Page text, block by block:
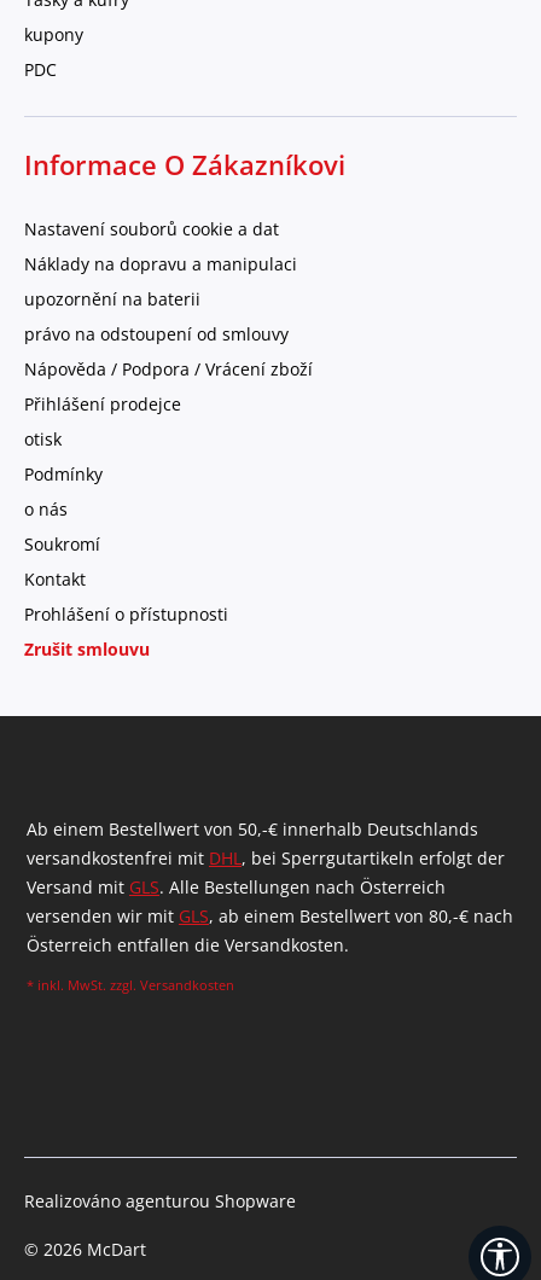
kupony
PDC
Informace O Zákazníkovi
Nastavení souborů cookie a dat
Náklady na dopravu a manipulaci
upozornění na baterii
právo na odstoupení od smlouvy
Nápověda / Podpora / Vrácení zboží
Přihlášení prodejce
otisk
Podmínky
o nás
Soukromí
Kontakt
Prohlášení o přístupnosti
Zrušit smlouvu
Ab einem Bestellwert von 50,-€ innerhalb Deutschlands
versandkostenfrei mit DHL, bei Sperrgutartikeln erfolgt der
Versand mit GLS. Alle Bestellungen nach Österreich
versenden wir mit GLS, ab einem Bestellwert von 80,-€ nach
Österreich entfallen die Versandkosten.
* inkl. MwSt. zzgl. Versandkosten
© 2026 McDart
Realizováno agenturou Shopware